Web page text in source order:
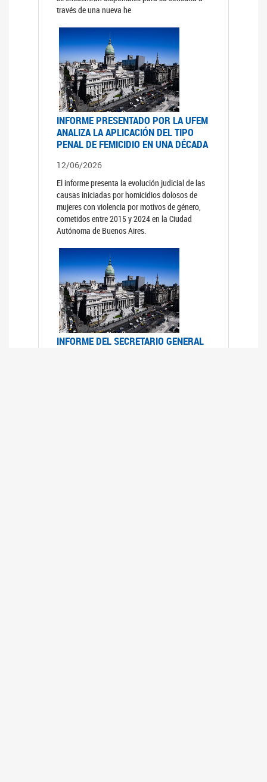
través de una nueva he
INFORME PRESENTADO POR LA UFEM
ANALIZA LA APLICACIÓN DEL TIPO
PENAL DE FEMICIDIO EN UNA DÉCADA
12/06/2026
El informe presenta la evolución judicial de las
causas iniciadas por homicidios dolosos de
mujeres con violencia por motivos de género,
cometidos entre 2015 y 2024 en la Ciudad
Autónoma de Buenos Aires.
INFORME DEL SECRETARIO GENERAL